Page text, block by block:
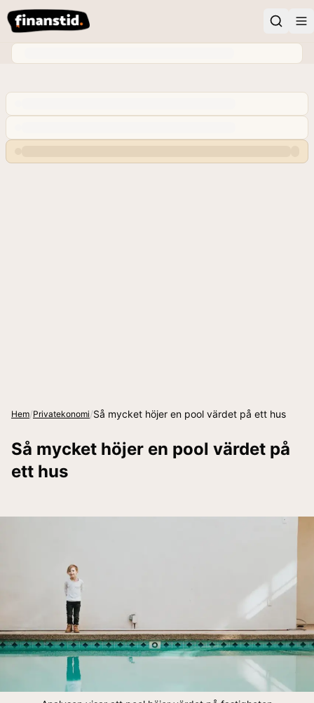
Hem/Privatekonomi/Så mycket höjer en pool värdet på ett hus
Så mycket höjer en pool värdet på
ett hus